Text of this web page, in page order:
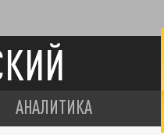
АНАЛИТИКА